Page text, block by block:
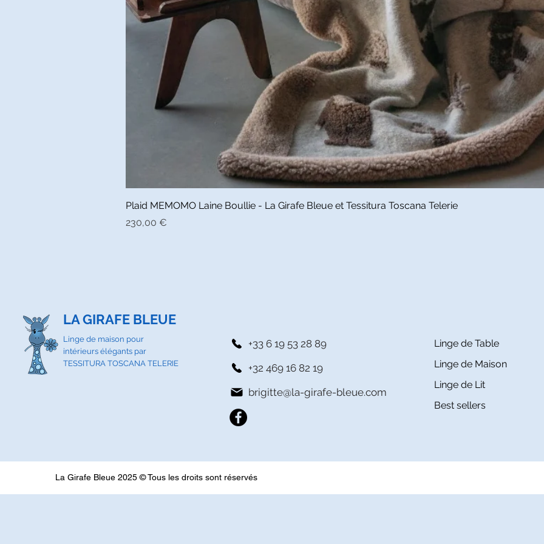
Aperçu rapide
Plaid MEMOMO Laine Boullie - La Girafe Bleue et Tessitura Toscana Telerie
Prix
230,00 €
LA GIRAFE BLEUE
Linge de maison pour
intérieurs élégants par
TESSITURA TOSCANA TELERIE
+33 6 19 53 28 89
+32 469 16 82 19
brigitte@la-girafe-bleue.com
Linge de Table
Linge de Maison
Linge de Lit
Best sellers
La Girafe Bleue 2025 © Tous les droits sont réservés